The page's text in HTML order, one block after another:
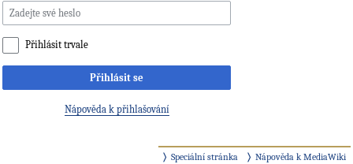
Přihlásit trvale
Přihlásit se
Nápověda k přihlašování
Speciální stránka Nápověda k MediaWiki